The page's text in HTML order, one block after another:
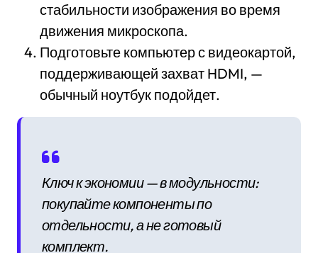
стабильности изображения во время
движения микроскопа.
Подготовьте компьютер с видеокартой,
поддерживающей захват HDMI, —
обычный ноутбук подойдет.
Ключ к экономии — в модульности:
покупайте компоненты по
отдельности, а не готовый
комплект.